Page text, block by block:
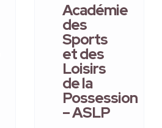
Académie
des
Sports
et des
Loisirs
de la
Possession
– ASLP